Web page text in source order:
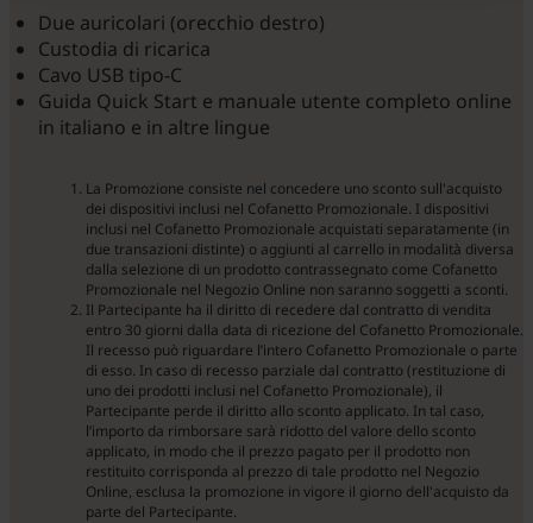
Due auricolari (orecchio destro)
Custodia di ricarica
Cavo USB tipo-C
Guida Quick Start e manuale utente completo online
in italiano e in altre lingue
La Promozione consiste nel concedere uno sconto sull'acquisto
dei dispositivi inclusi nel Cofanetto Promozionale. I dispositivi
inclusi nel Cofanetto Promozionale acquistati separatamente (in
due transazioni distinte) o aggiunti al carrello in modalità diversa
dalla selezione di un prodotto contrassegnato come Cofanetto
Promozionale nel Negozio Online non saranno soggetti a sconti.
Il Partecipante ha il diritto di recedere dal contratto di vendita
entro 30 giorni dalla data di ricezione del Cofanetto Promozionale.
Il recesso può riguardare l’intero Cofanetto Promozionale o parte
di esso. In caso di recesso parziale dal contratto (restituzione di
uno dei prodotti inclusi nel Cofanetto Promozionale), il
Partecipante perde il diritto allo sconto applicato. In tal caso,
l’importo da rimborsare sarà ridotto del valore dello sconto
applicato, in modo che il prezzo pagato per il prodotto non
restituito corrisponda al prezzo di tale prodotto nel Negozio
Online, esclusa la promozione in vigore il giorno dell'acquisto da
parte del Partecipante.